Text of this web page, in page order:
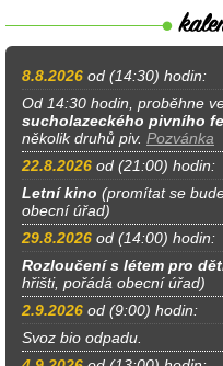
8.8.2026 od (14:30) hodin:
Od 14:30 hodin, proběhne
sucholazeckého pivního
několik druhů piv. Pozvánka
22.8.2026 od (21:00) hodin:
Letní kino (promítat se
obecní úřad)
29.8.2026 od (14:00) hodin:
Rozloučení s létem pro
hřišti, pořádá obecní úřad)
2.9.2026 od (9:00) hodin:
Svoz bio odpadu.